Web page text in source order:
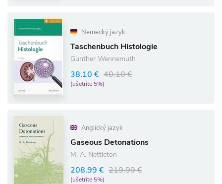
Nemecký jazyk
Taschenbuch Histologie
Gunther Wennemuth
38.10 € 40.10 €
(ušetríte 5%)
Anglický jazyk
Gaseous Detonations
M. A. Nettleton
208.99 € 219.99 €
(ušetríte 5%)